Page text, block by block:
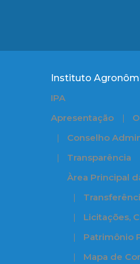
Instituto
IPA
Apresentação
Conselho
Transparência
Àrea Principal
Licitações,
Patrimônio
Mapa de